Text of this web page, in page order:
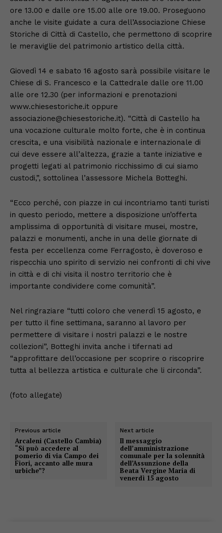
ore 13.00 e dalle ore 15.00 alle ore 19.00. Proseguono
anche le visite guidate a cura dell’Associazione Chiese
Storiche di Città di Castello, che permettono di scoprire
le meraviglie del patrimonio artistico della città.
Giovedì 14 e sabato 16 agosto sarà possibile visitare le
Chiese di S. Francesco e la Cattedrale dalle ore 11.00
alle ore 12.30 (per informazioni e prenotazioni
www.chiesestoriche.it oppure
associazione@chiesestoriche.it). “Città di Castello ha
una vocazione culturale molto forte, che è in continua
crescita, e una visibilità nazionale e internazionale di
cui deve essere all’altezza, grazie a tante iniziative e
progetti legati al patrimonio ricchissimo di cui siamo
custodi,”, sottolinea l’assessore Michela Botteghi.
“Ecco perché, con piazze in cui incontriamo tanti turisti
in questo periodo, mettere a disposizione un’offerta
amplissima di opportunità di visitare musei, mostre,
palazzi e monumenti, anche in una delle giornate di
festa per eccellenza come Ferragosto, è doveroso e
rispecchia uno spirito di servizio nei confronti di chi vive
in città e di chi visita il nostro territorio che è
importante condividere come comunità”.
Nel ringraziare “tutti coloro che venerdì 15 agosto, e
per tutto il fine settimana, saranno al lavoro per
permettere di visitare i nostri palazzi e le nostre
collezioni”, Botteghi invita anche i tifernati ad
“approfittare dell’occasione per scoprire o riscoprire
tutta al bellezza artistica e culturale che li circonda”.
(foto allegate)
Previous article
Arcaleni (Castello Cambia)
“Si può accedere al
pomerio di via Campo dei
Fiori, accanto alle mura
urbiche”?
Next article
Il messaggio
dell’amministrazione
comunale per la solennità
dell’Assunzione della
Beata Vergine Maria di
venerdì 15 agosto